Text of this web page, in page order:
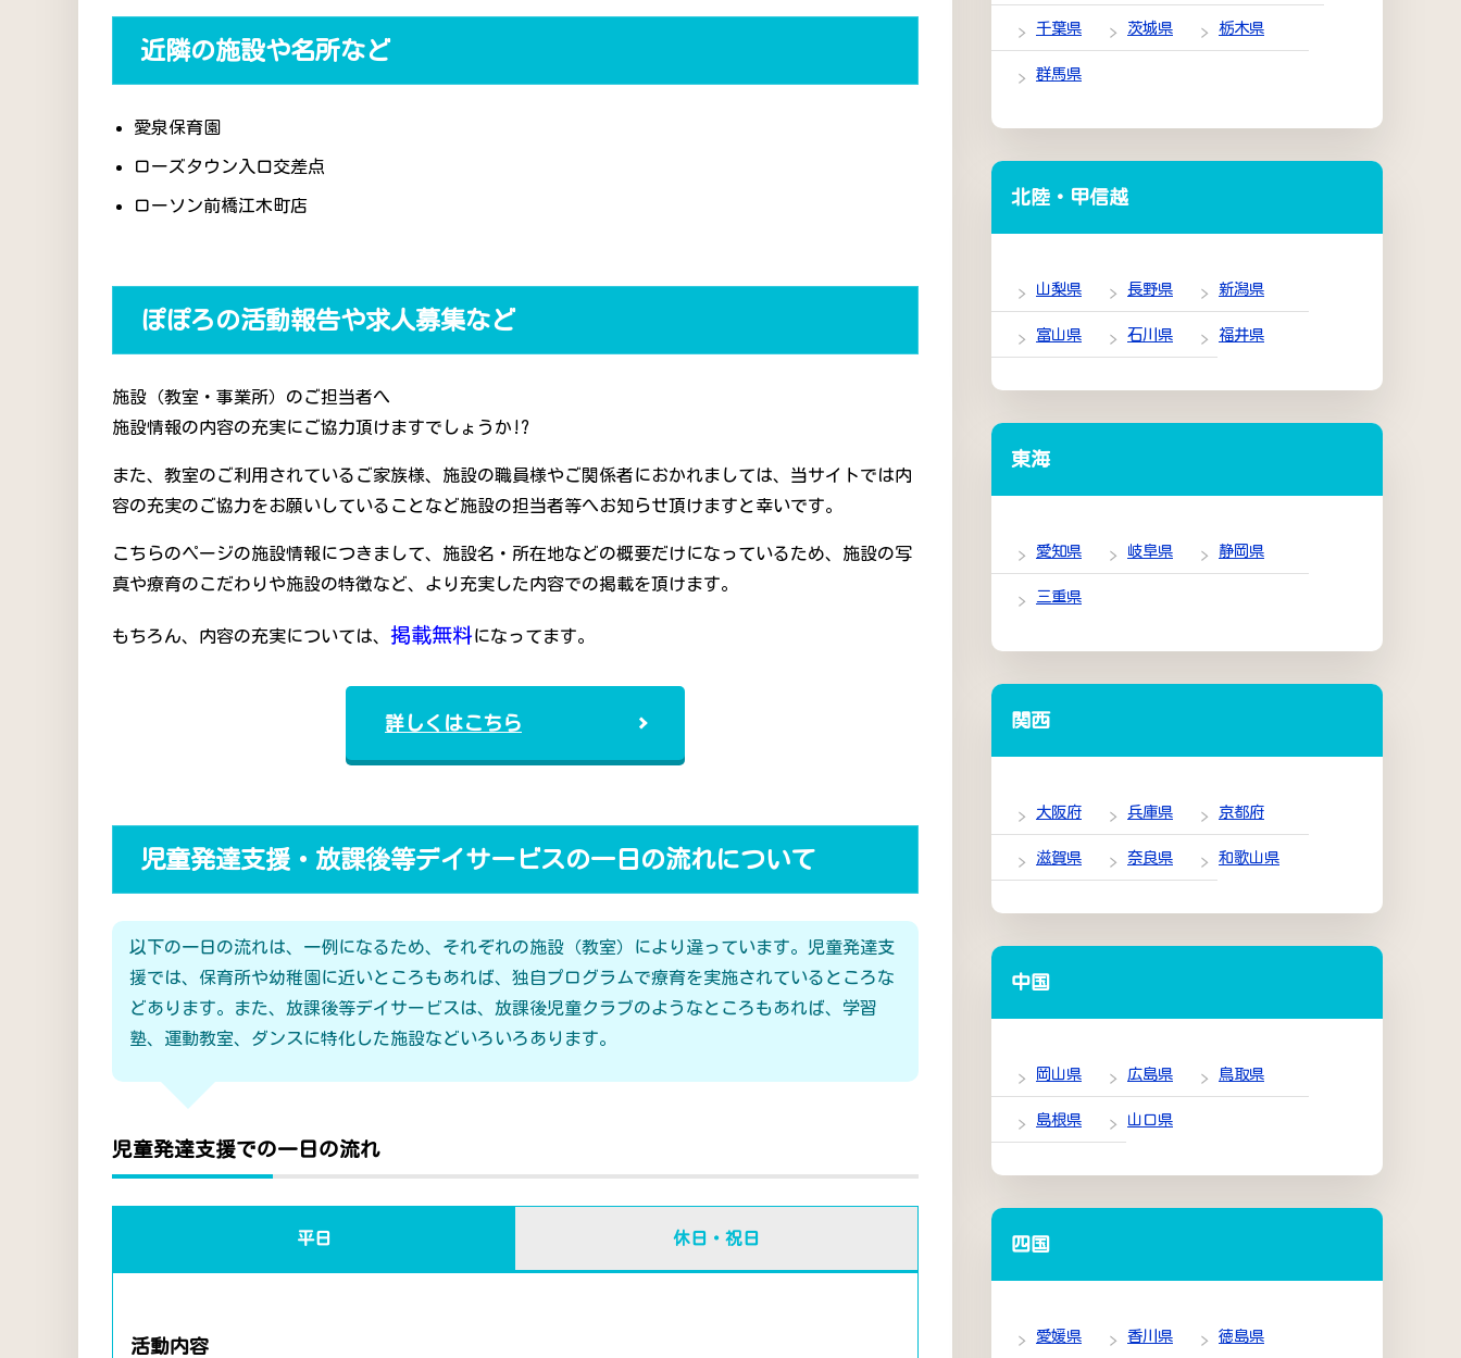
近隣の施設や名所など
愛泉保育園
ローズタウン入口交差点
ローソン前橋江木町店
ぽぽろの活動報告や求人募集など
施設（教室・事業所）のご担当者へ
施設情報の内容の充実にご協力頂けますでしょうか!?
また、教室のご利用されているご家族様、施設の職員様やご関係者におかれましては、当サイトでは内
容の充実のご協力をお願いしていることなど施設の担当者等へお知らせ頂けますと幸いです。
こちらのページの施設情報につきまして、施設名・所在地などの概要だけになっているため、施設の写
真や療育のこだわりや施設の特徴など、より充実した内容での掲載を頂けます。
もちろん、内容の充実については、 掲載無料になってます。
詳しくはこちら
児童発達支援・放課後等デイサービスの一日の流れについて
以下の一日の流れは、一例になるため、それぞれの施設（教室）により違っています。児童発達支
援では、保育所や幼稚園に近いところもあれば、独自プログラムで療育を実施されているところな
どあります。また、放課後等デイサービスは、放課後児童クラブのようなところもあれば、学習
塾、運動教室、ダンスに特化した施設などいろいろあります。
児童発達支援での一日の流れ
平日 休日・祝日
活動内容
千葉県 茨城県 栃木県
群馬県
北陸・甲信越
山梨県 長野県 新潟県
富山県 石川県 福井県
東海
愛知県 岐阜県 静岡県
三重県
関西
大阪府 兵庫県 京都府
滋賀県 奈良県 和歌山県
中国
岡山県 広島県 鳥取県
島根県 山口県
四国
愛媛県 香川県 徳島県